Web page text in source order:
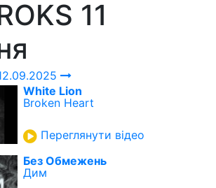
11
White Lion
Broken Heart
Переглянути відео
Без Обмежень
Дим